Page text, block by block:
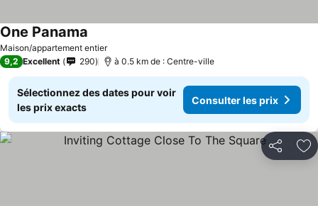
Maison/appartement entier
One Panama
9,2 Excellent 290 à 0.5 km de : Centre-ville
Sélectionnez des dates pour voir
les prix exacts
Consulter les prix
Partager